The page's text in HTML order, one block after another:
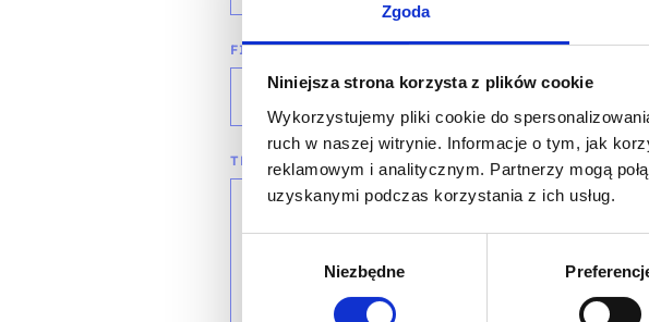
Zgoda
Niniejsza strona korzysta z plików cookie
Wykorzystujemy pliki cookie do
ruch w naszej witrynie. Informacje o tym, jak
reklamowym i analitycznym. Partnerzy mogą
uzyskanymi podczas korzystania z ich usług.
Niezbędne
FIRMA
TREŚĆ WIADOMOŚCI*